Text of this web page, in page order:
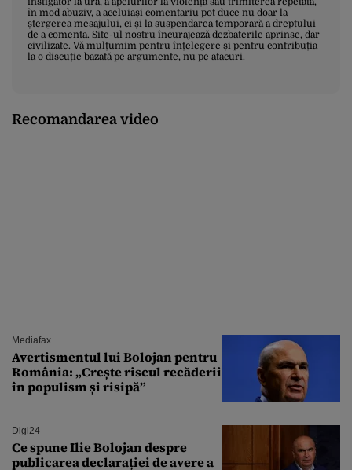
în mod abuziv, a aceluiași comentariu pot duce nu doar la
ștergerea mesajului, ci și la suspendarea temporară a dreptului
de a comenta. Site-ul nostru încurajează dezbaterile aprinse, dar
civilizate. Vă mulțumim pentru înțelegere și pentru contribuția
la o discuție bazată pe argumente, nu pe atacuri.
Recomandarea video
Mediafax
Avertismentul lui Bolojan pentru
România: „Crește riscul recăderii
în populism și risipă”
Digi24
Ce spune Ilie Bolojan despre
publicarea declarației de avere a